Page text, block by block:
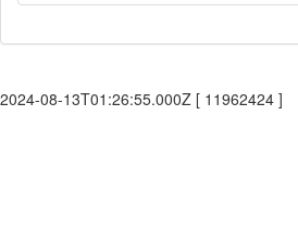
2024-08-13T01:26:55.000Z [ 11962424 ]